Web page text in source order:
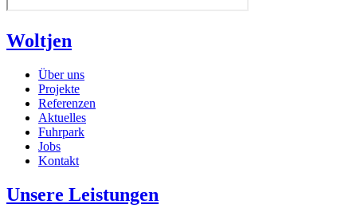
Woltjen
Über uns
Projekte
Referenzen
Aktuelles
Fuhrpark
Jobs
Kontakt
Unsere Leistungen